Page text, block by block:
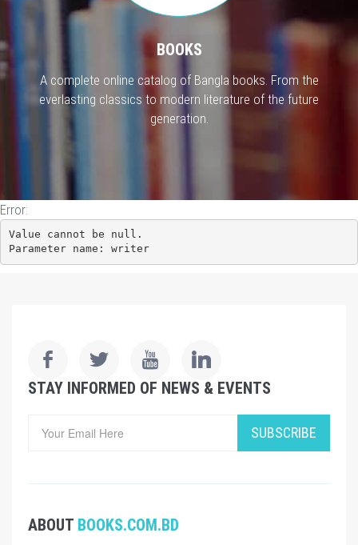
BOOKS
A complete online catalog of Bangla books. From the
everlasting classics to modern literature of the future
generation.
Error:
Value cannot be null.
Parameter name: writer
STAY INFORMED OF NEWS & EVENTS
SUBSCRIBE
ABOUT BOOKS.COM.BD